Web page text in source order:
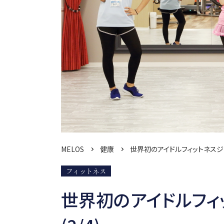
MELOS 健康 世界初のアイドルフィットネス
フィットネス
世界初のアイドルフ